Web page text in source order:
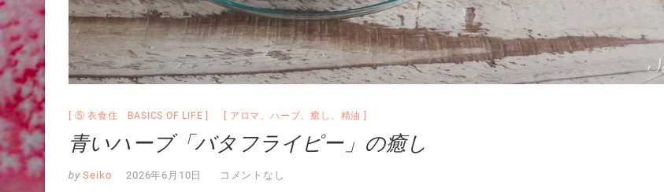
⑤ 衣食住 BASICS OF LIFE アロマ 、 ハーブ、癒し 、 精油
青いハーブ「バタフライピー」の癒し
by Seiko 2026年6月10日 コメントなし